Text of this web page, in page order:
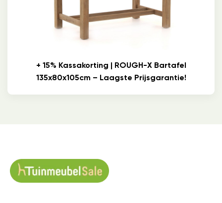
+ 15% Kassakorting | ROUGH-X Bartafel
135x80x105cm – Laagste Prijsgarantie!